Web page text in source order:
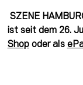
SZENE
ist seit dem 26.
Shop oder als